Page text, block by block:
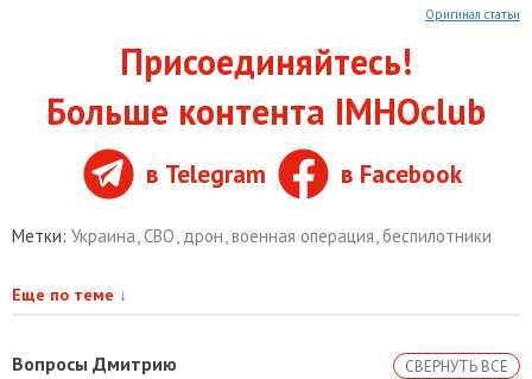
Оригинал статьи
Присоединяйтесь!
Больше контента IMHOclub
в Telegram в Facebook
Метки: Украина,СВО, дрон,военная операция,беспилотники
Еще по теме ↓
Вопросы Дмитрию СВЕРНУТЬ ВСЕ